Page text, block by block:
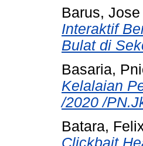
Barus,
Interaktif
Bulat di
Basaria,
Kelalaian
/2020 /
Batara,
Clickbait